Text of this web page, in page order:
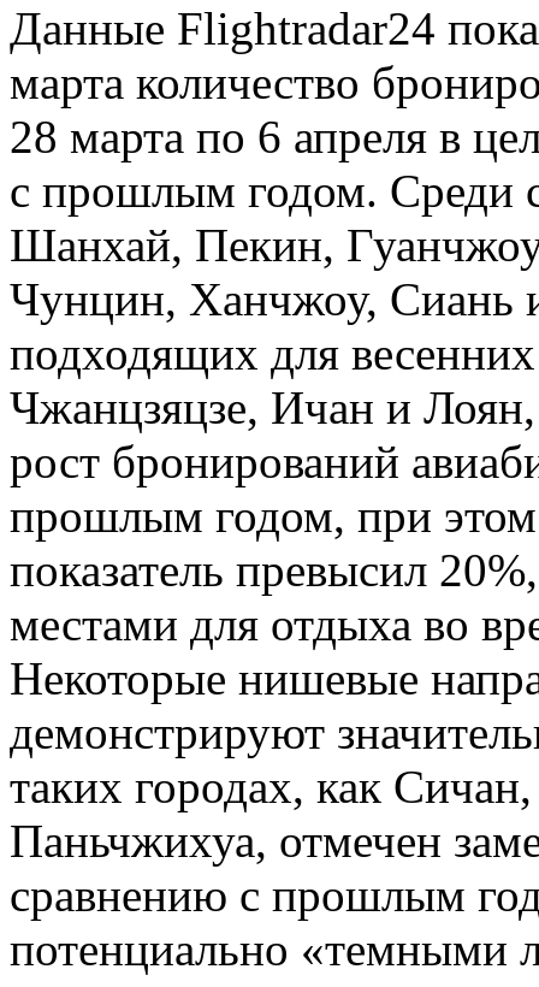
Данные Flightradar24
марта количество
28 марта по 6 апреля в
с прошлым годом. Среди
Шанхай, Пекин,
Чунцин, Ханчжоу, Сиань
подходящих для
Чжанцзяцзе, Ичан и
рост бронирований
прошлым годом, при
показатель превысил
местами для отдыха во
Некоторые нишевые
демонстрируют
таких городах, как
Паньчжихуа, отмечен
сравнению с прошлым
потенциально «темными